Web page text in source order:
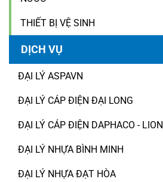
THIẾT BỊ VỆ SINH
DỊCH VỤ
ĐẠI LÝ ASPAVN
ĐẠI LÝ CÁP ĐIỆN ĐẠI LONG
ĐẠI LÝ CÁP ĐIỆN DAPHACO - LION
ĐẠI LÝ NHỰA BÌNH MINH
ĐẠI LÝ NHỰA ĐẠT HÒA